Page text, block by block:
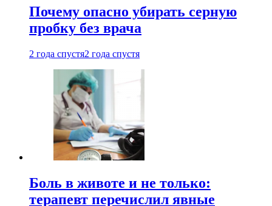
Почему опасно убирать серную
пробку без врача
2 года спустя2 года спустя
Боль в животе и не только:
терапевт перечислил явные